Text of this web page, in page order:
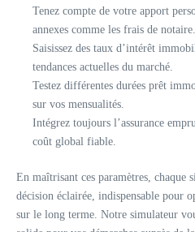
Tenez compte de votre apport
annexes comme les frais de notaire.
Saisissez des taux d’intérêt
tendances actuelles du marché.
Testez différentes durées prêt
sur vos mensualités.
Intégrez toujours l’assurance
coût global fiable.
En maîtrisant ces paramètres, chaque
décision éclairée, indispensable pour
sur le long terme. Notre simulateur